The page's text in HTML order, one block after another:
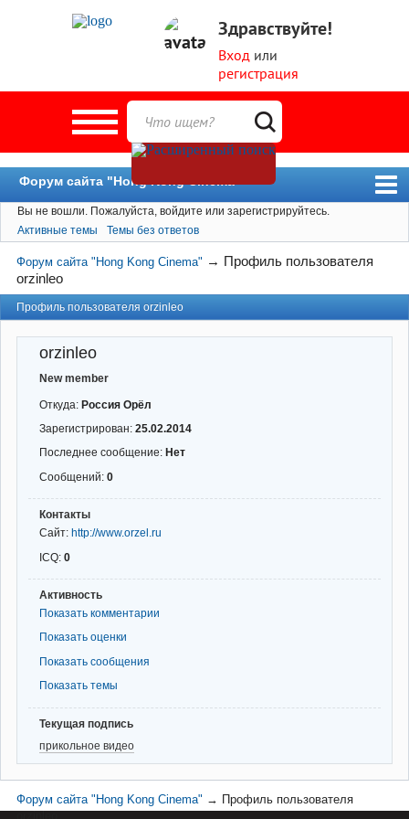
Здравствуйте!
Вход или
регистрация
Форум сайта "Hong Kong Cinema"
Форум
Новости
Пользователи
Поиск
Вы не вошли. Пожалуйста, войдите или зарегистрируйтесь.
Активные темы
Темы без ответов
Форум сайта "Hong Kong Cinema" → Профиль пользователя
orzinleo
Профиль пользователя orzinleo
orzinleo
New member
Откуда: Россия Орёл
Зарегистрирован: 25.02.2014
Последнее сообщение: Нет
Сообщений: 0
Контакты
Сайт: http://www.orzel.ru
ICQ: 0
Активность
Показать комментарии
Показать оценки
Показать сообщения
Показать темы
Текущая подпись
прикольное видео
Форум сайта "Hong Kong Cinema" → Профиль пользователя